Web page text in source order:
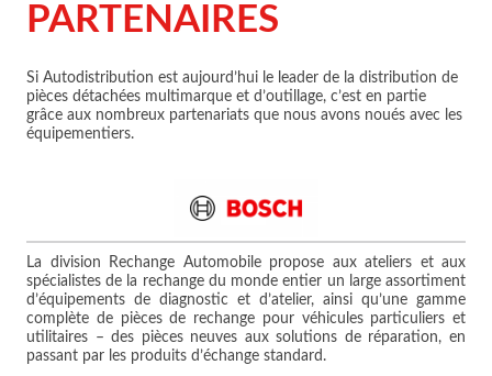
PARTENAIRES
Si Autodistribution est aujourd’hui le leader de la distribution de
pièces détachées multimarque et d’outillage, c’est en partie
grâce aux nombreux partenariats que nous avons noués avec les
équipementiers.
La division Rechange Automobile propose aux ateliers et aux
spécialistes de la rechange du monde entier un large assortiment
d’équipements de diagnostic et d’atelier, ainsi qu’une gamme
complète de pièces de rechange pour véhicules particuliers et
utilitaires – des pièces neuves aux solutions de réparation, en
passant par les produits d’échange standard.